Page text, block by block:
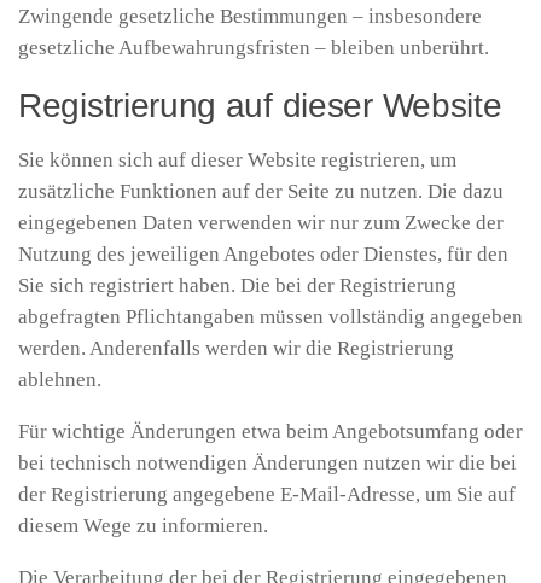
Zwingende gesetzliche Bestimmungen – insbesondere
gesetzliche Aufbewahrungsfristen – bleiben unberührt.
Registrierung auf dieser Website
Sie können sich auf dieser Website registrieren, um
zusätzliche Funktionen auf der Seite zu nutzen. Die dazu
eingegebenen Daten verwenden wir nur zum Zwecke der
Nutzung des jeweiligen Angebotes oder Dienstes, für den
Sie sich registriert haben. Die bei der Registrierung
abgefragten Pflichtangaben müssen vollständig angegeben
werden. Anderenfalls werden wir die Registrierung
ablehnen.
Für wichtige Änderungen etwa beim Angebotsumfang oder
bei technisch notwendigen Änderungen nutzen wir die bei
der Registrierung angegebene E-Mail-Adresse, um Sie auf
diesem Wege zu informieren.
Die Verarbeitung der bei der Registrierung eingegebenen